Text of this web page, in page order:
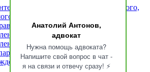
Анатолий Антонов,
адвокат
Нужна помощь адвоката?
Напишите свой вопрос в чат -
я на связи и отвечу сразу! ⚡
подозреваемого (обвиняемого,
свидетелей
интересов потерпевшего
интересов осужденных
адвоката